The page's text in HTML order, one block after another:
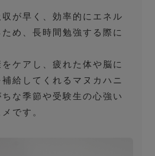
が早く、効率的にエネル
め、長時間勉強する際に
ケアし、疲れた体や脳に
給してくれるマヌカハニ
な季節や受験生の心強い
です。